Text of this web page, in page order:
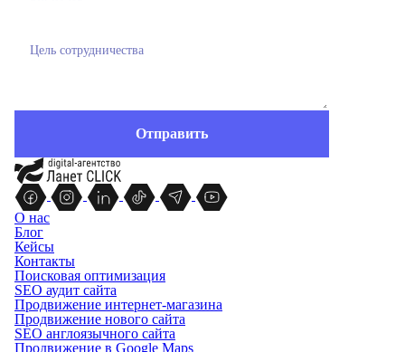
О нас
Блог
Кейсы
Контакты
Поисковая оптимизация
SEO аудит сайта
Продвижение интернет-магазина
Продвижение нового сайта
SEO англоязычного сайта
Продвижение в Google Maps